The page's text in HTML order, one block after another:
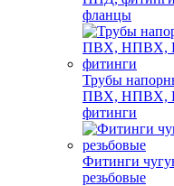
фланцы
Трубы
ПВХ, НПВХ,
фитинги
Фитинги
резьбовые